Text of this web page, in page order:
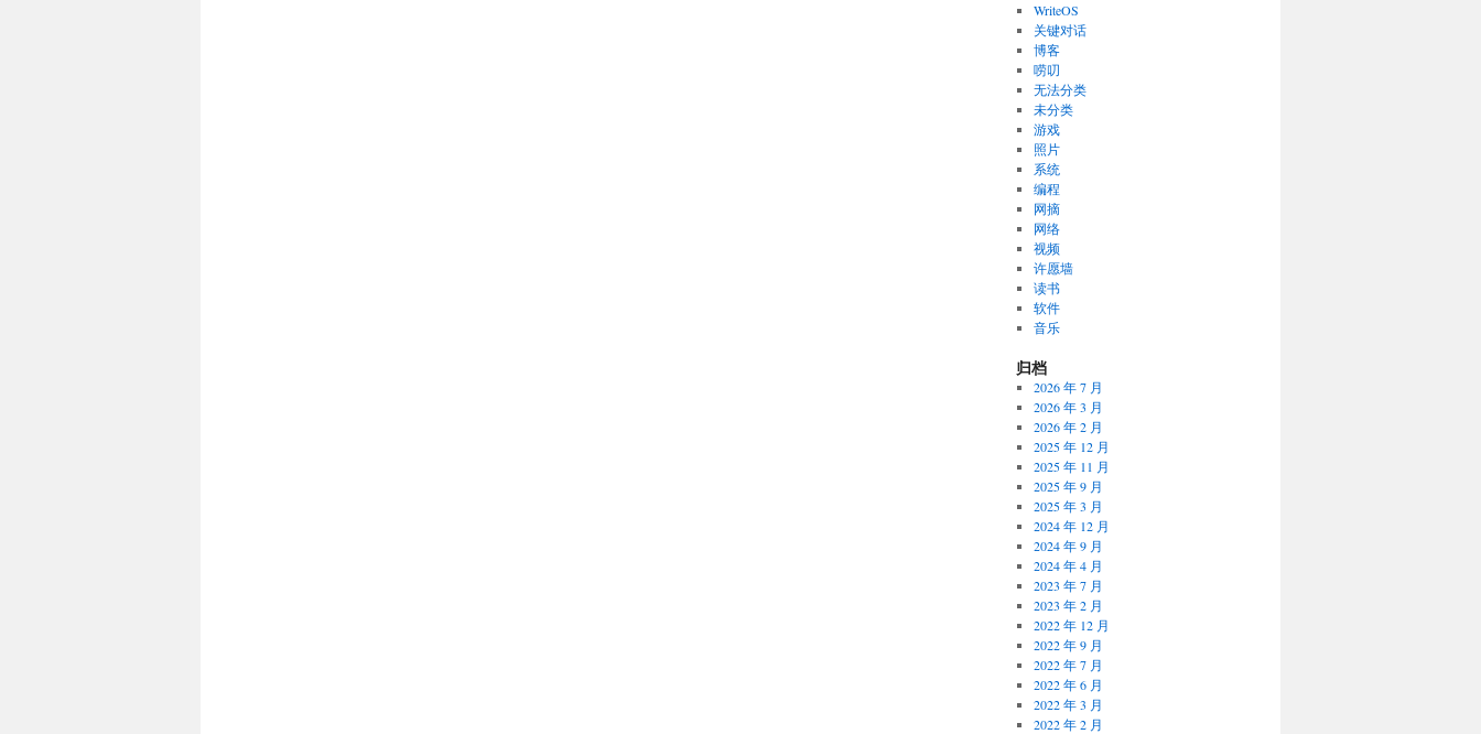
WriteOS
关键对话
博客
唠叨
无法分类
未分类
游戏
照片
系统
编程
网摘
网络
视频
许愿墙
读书
软件
音乐
归档
2026 年 7 月
2026 年 3 月
2026 年 2 月
2025 年 12 月
2025 年 11 月
2025 年 9 月
2025 年 3 月
2024 年 12 月
2024 年 9 月
2024 年 4 月
2023 年 7 月
2023 年 2 月
2022 年 12 月
2022 年 9 月
2022 年 7 月
2022 年 6 月
2022 年 3 月
2022 年 2 月